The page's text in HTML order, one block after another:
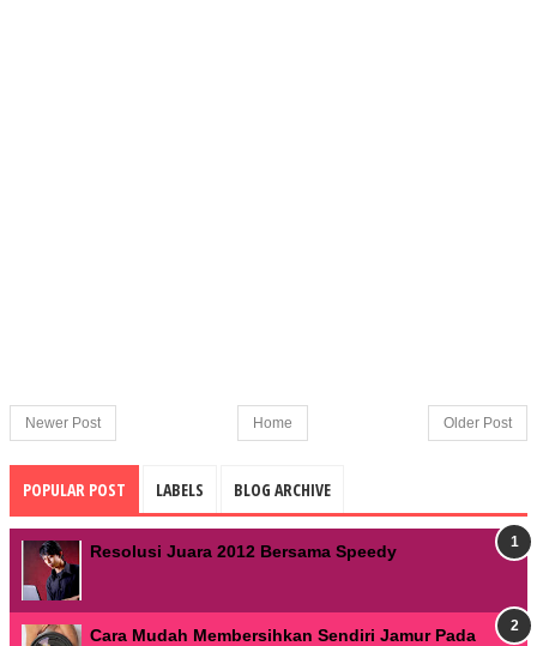
Newer Post Older Post
Home
POPULAR POST LABELS BLOG ARCHIVE
Resolusi Juara 2012 Bersama Speedy
Cara Mudah Membersihkan Sendiri Jamur Pada